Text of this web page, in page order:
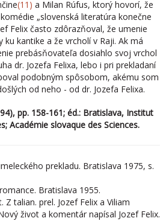
(11) a Milan Rúfus, ktorý hovorí, že
„slovenská literatúra konečne
Felix často zdôrazňoval, že umenie
kantike a že vr­cholí v Raji. Ak má
prebásňovateľa dosiahlo svoj vrchol
dr. Jozefa Felixa, lebo i pri prekladaní
podobným spôsobom, akému som
od neho - od dr. Jozefa Felixa.
pp. 158-161; éd.: Bratislava, Institut
Académie slovaque des Sciences.
prekladu. Bratislava 1975, s.
Bratislava 1955.
Z talian. prel. Jozef Felix a Viliam
život a komentár napísal Jozef Felix.